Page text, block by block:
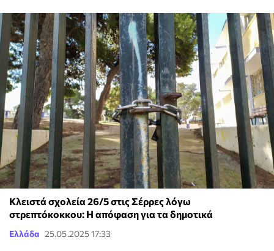
Κλειστά σχολεία 26/5 στις Σέρρες λόγω
στρεπτόκοκκου: Η απόφαση για τα δημοτικά
Ελλάδα 25.05.2025 17:33